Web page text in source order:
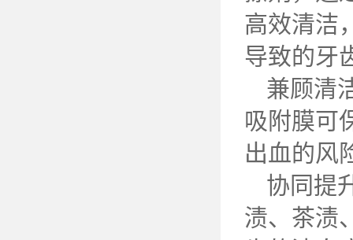
高效清洁
导致的牙
兼顾清
吸附膜可
出血的风
协同提
渍、茶渍